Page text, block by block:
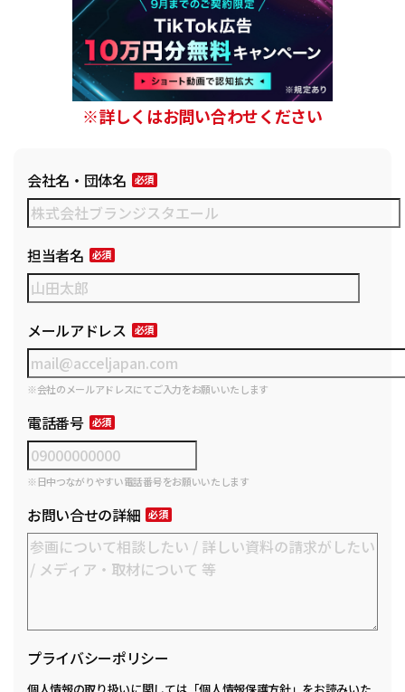
※詳しくはお問い合わせください
会社名・団体名
担当者名
メールアドレス
※会社のメールアドレスにてご入力をお願いいたします
電話番号
※日中つながりやすい電話番号をお願いいたします
お問い合せの詳細
プライバシーポリシー